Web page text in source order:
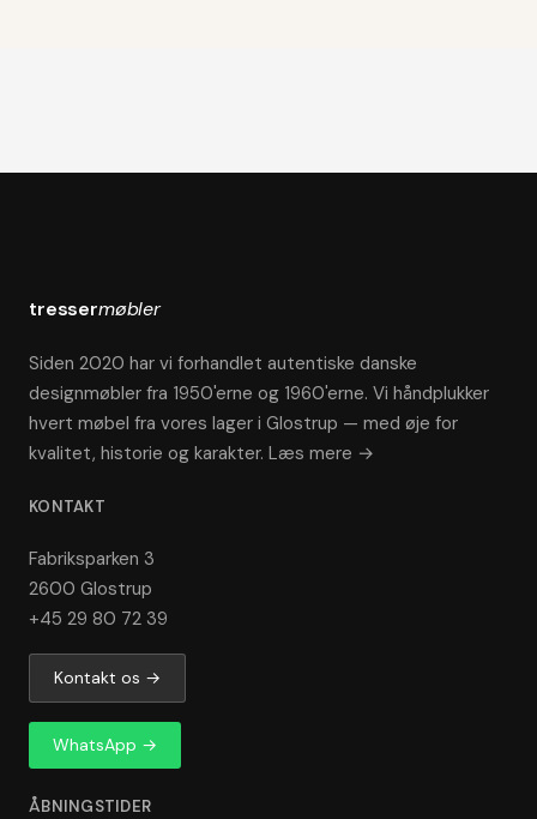
tressermøbler
Siden 2020 har vi forhandlet autentiske danske
designmøbler fra 1950'erne og 1960'erne. Vi håndplukker
hvert møbel fra vores lager i Glostrup — med øje for
kvalitet, historie og karakter. Læs mere →
KONTAKT
Fabriksparken 3
2600 Glostrup
+45 29 80 72 39
Kontakt os →
WhatsApp →
ÅBNINGSTIDER